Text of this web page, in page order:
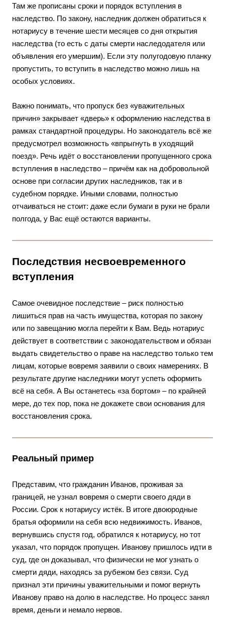
Там же прописаны сроки и порядок вступления в
наследство. По закону, наследник должен обратиться к
нотариусу в течение шести месяцев со дня открытия
наследства (то есть с даты смерти наследодателя или
объявления его умершим). Если эту полугодовую планку
пропустить, то вступить в наследство можно лишь на
особых условиях.
Важно понимать, что пропуск без «уважительных
причин» закрывает «дверь» к оформлению наследства в
рамках стандартной процедуры. Но законодатель всё же
предусмотрел возможность «впрыгнуть в уходящий
поезд». Речь идёт о восстановлении пропущенного срока
вступления в наследство – причём как на добровольной
основе при согласии других наследников, так и в
судебном порядке. Иными словами, полностью
отчаиваться не стоит: даже если бумаги в руки не брали
полгода, у Вас ещё остаются варианты.
Последствия несвоевременного
вступления
Самое очевидное последствие – риск полностью
лишиться прав на часть имущества, которая по закону
или по завещанию могла перейти к Вам. Ведь нотариус
действует в соответствии с законодательством и обязан
выдать свидетельство о праве на наследство только тем
лицам, которые вовремя заявили о своих намерениях. В
результате другие наследники могут успеть оформить
всё на себя. А Вы останетесь «за бортом» – по крайней
мере, до тех пор, пока не докажете свои основания для
восстановления срока.
Реальный пример
Представим, что гражданин Иванов, проживая за
границей, не узнал вовремя о смерти своего дяди в
России. Срок к нотариусу истёк. В итоге двоюродные
братья оформили на себя всю недвижимость. Иванов,
вернувшись спустя год, обратился к нотариусу, но тот
указал, что порядок пропущен. Иванову пришлось идти в
суд, где он доказывал, что физически не мог узнать о
смерти дяди, находясь за рубежом без связи. Суд
признал эти причины уважительными и помог вернуть
Иванову право на долю в наследстве. Но процесс занял
время, деньги и немало нервов.